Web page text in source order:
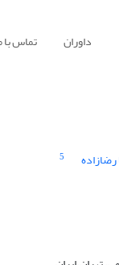
داوران تماس با
5